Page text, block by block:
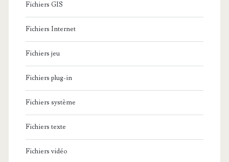
Fichiers GIS
Fichiers Internet
Fichiers jeu
Fichiers plug-in
Fichiers système
Fichiers texte
Fichiers vidéo